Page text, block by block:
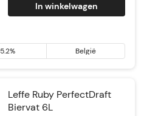
In winkelwagen
5.2% België
Leffe Ruby PerfectDraft
Biervat 6L